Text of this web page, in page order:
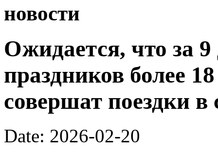
новости
Ожидается, что за 9
праздников более
совершат поездки
Date: 2026-02-20